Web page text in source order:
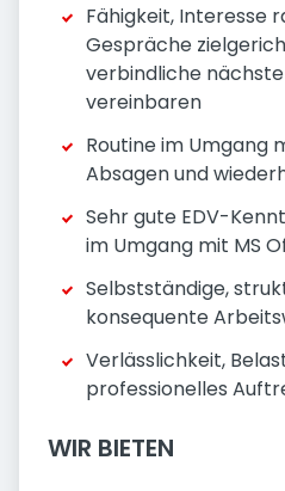
Fähigkeit, Interesse
Gespräche
verbindliche
vereinbaren
Routine im Umgang
Absagen und
Sehr gute EDV-
im Umgang mit MS
Selbstständige,
konsequente
Verlässlichkeit,
professionelles
WIR BIETEN